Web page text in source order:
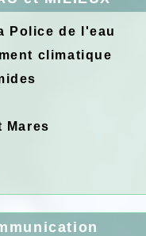
Police de l'eau
climatique
Mares